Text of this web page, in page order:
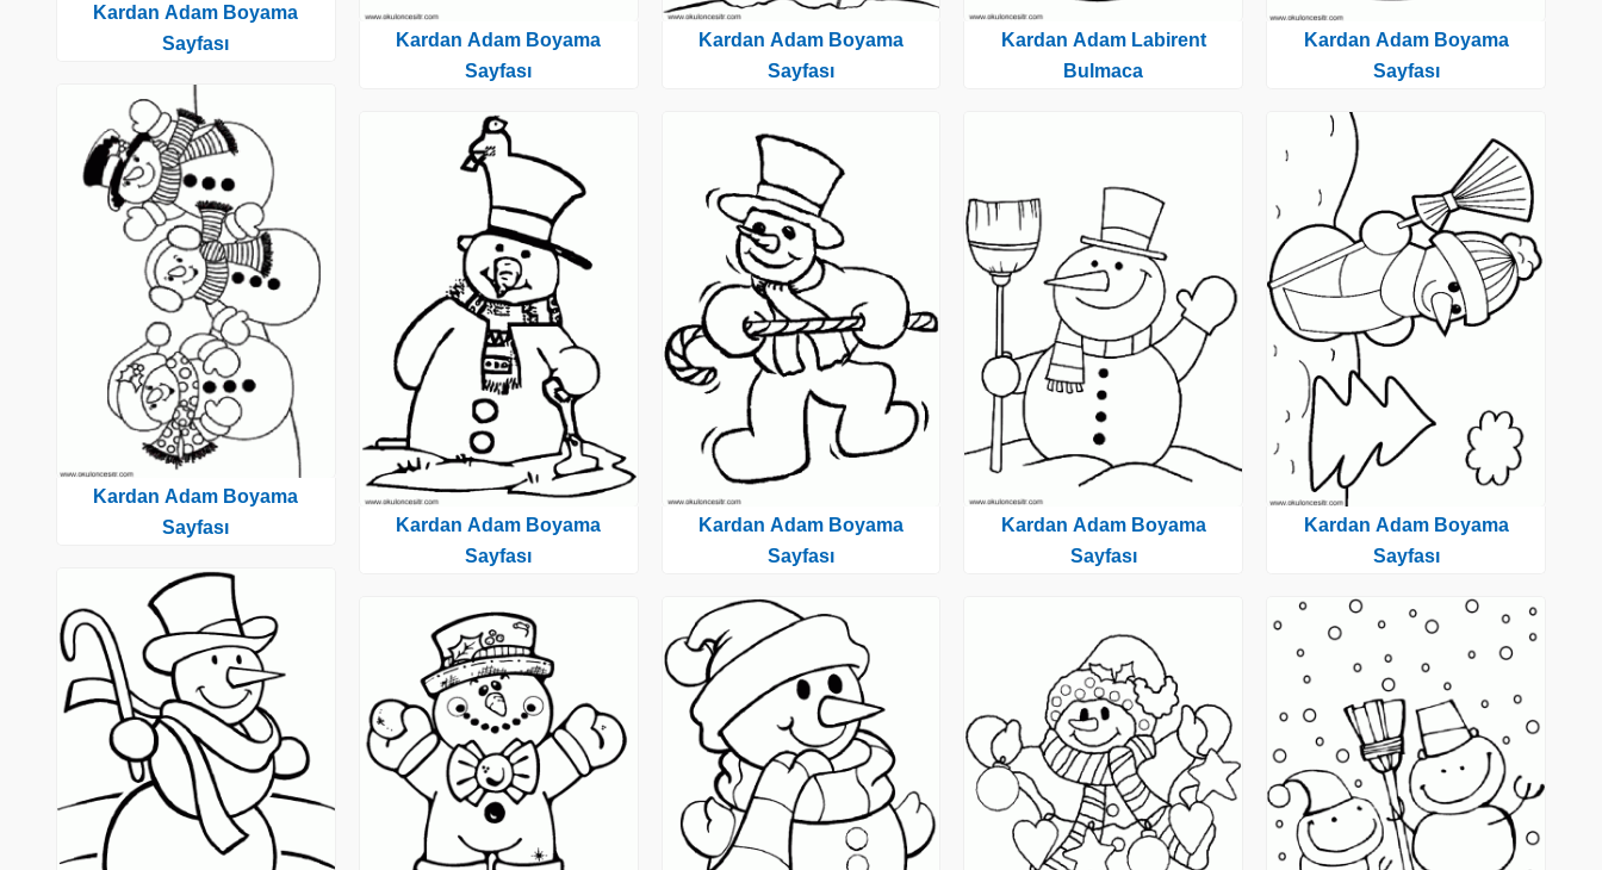
Kardan Adam Boyama
Sayfası
Kardan Adam Boyama
Sayfası
Kardan Adam Boyama
Sayfası
Kardan Adam Boyama
Sayfası
Kardan Adam Boyama
Sayfası
Kardan Adam Boyama
Sayfası
Kardan Adam Labirent
Bulmaca
Kardan Adam Boyama
Sayfası
Kardan Adam Boyama
Sayfası
Kardan Adam Boyama
Sayfası